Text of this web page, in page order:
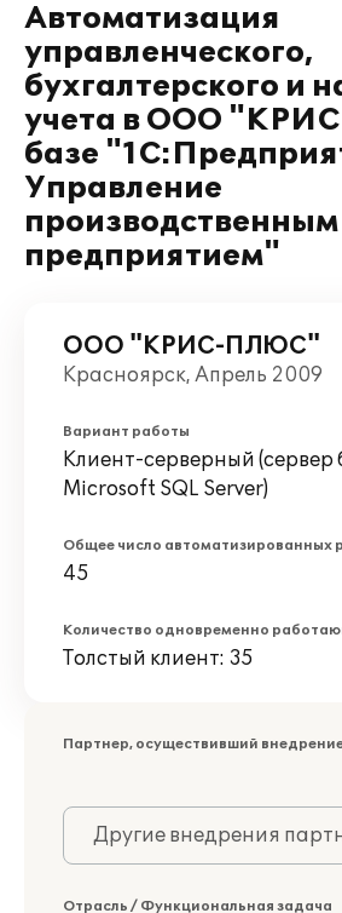
Автоматизация
управленческого,
бухгалтерского и
учета в ООО
базе
Управление
производственным
предприятием"
ООО "КРИС-ПЛЮС"
Красноярск, Апрель 2009
Вариант работы
Клиент-серверный
Microsoft SQL Server)
Общее число автоматизированных
45
Количество одновременно
Толстый клиент: 35
Партнер, осуществивший
Другие внедрения
Отрасль / Функциональная задача